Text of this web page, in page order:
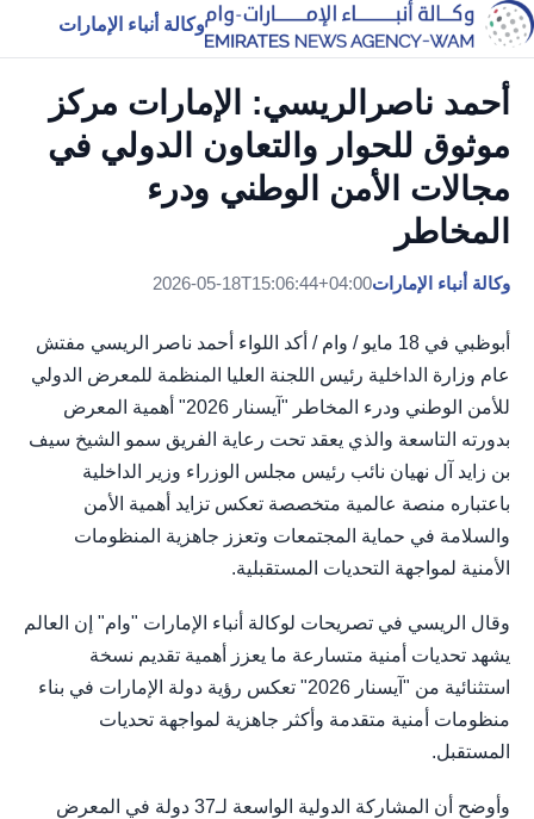
وكالة أنباء الإمارات
أحمد ناصرالريسي: الإمارات مركز
موثوق للحوار والتعاون الدولي في
مجالات الأمن الوطني ودرء
المخاطر
وكالة أنباء الإمارات2026-05-18T15:06:44+04:00
أبوظبي في 18 مايو / وام / أكد اللواء أحمد ناصر الريسي مفتش
عام وزارة الداخلية رئيس اللجنة العليا المنظمة للمعرض الدولي
للأمن الوطني ودرء المخاطر "آيسنار 2026" أهمية المعرض
بدورته التاسعة والذي يعقد تحت رعاية الفريق سمو الشيخ سيف
بن زايد آل نهيان نائب رئيس مجلس الوزراء وزير الداخلية
باعتباره منصة عالمية متخصصة تعكس تزايد أهمية الأمن
والسلامة في حماية المجتمعات وتعزز جاهزية المنظومات
الأمنية لمواجهة التحديات المستقبلية.
وقال الريسي في تصريحات لوكالة أنباء الإمارات "وام" إن العالم
يشهد تحديات أمنية متسارعة ما يعزز أهمية تقديم نسخة
استثنائية من "آيسنار 2026" تعكس رؤية دولة الإمارات في بناء
منظومات أمنية متقدمة وأكثر جاهزية لمواجهة تحديات
المستقبل.
وأوضح أن المشاركة الدولية الواسعة لـ37 دولة في المعرض